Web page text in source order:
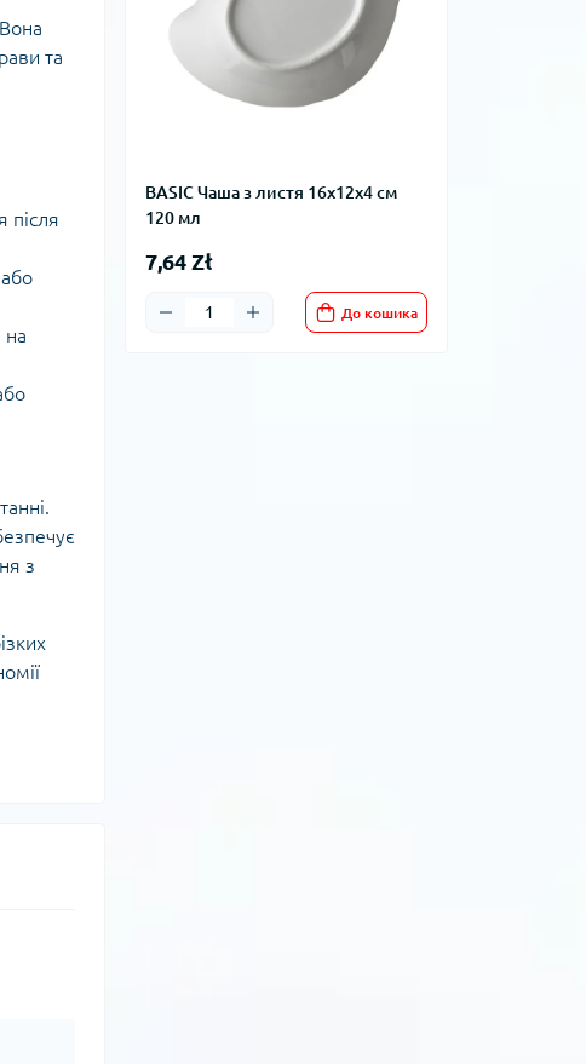
BASIC Чаша з листя 16x12x4 см
120 мл
7,64 Zł
До кошика
та
після
на
з